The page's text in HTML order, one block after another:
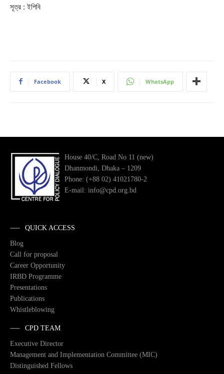
সূত্র : ইপিবি
Facebook X WhatsApp
House 40/C, Road No 11 (new)
Dhanmondi, Dhaka – 1209
Phone: (+88 02) 41021780-2
E-mail: info@cpd.org.bd
QUICK ACCESS
Blog
Call for proposal
Career Opportunity
IRBD Programme
Presentations
Publications
Whistleblowing
CPD TEAM
Executive Director
Management and Implementation Committee (MIC)
Distinguished Fellows